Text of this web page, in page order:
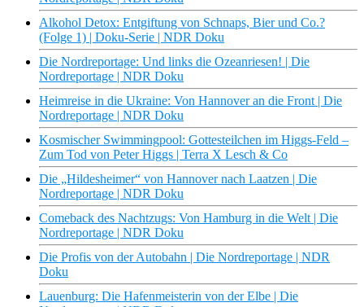
Alkohol Detox: Entgiftung von Schnaps, Bier und Co.?
(Folge 1) | Doku-Serie | NDR Doku
Die Nordreportage: Und links die Ozeanriesen! | Die
Nordreportage | NDR Doku
Heimreise in die Ukraine: Von Hannover an die Front | Die
Nordreportage | NDR Doku
Kosmischer Swimmingpool: Gottesteilchen im Higgs-Feld –
Zum Tod von Peter Higgs | Terra X Lesch & Co
Die „Hildesheimer“ von Hannover nach Laatzen | Die
Nordreportage | NDR Doku
Comeback des Nachtzugs: Von Hamburg in die Welt | Die
Nordreportage | NDR Doku
Die Profis von der Autobahn | Die Nordreportage | NDR
Doku
Lauenburg: Die Hafenmeisterin von der Elbe | Die